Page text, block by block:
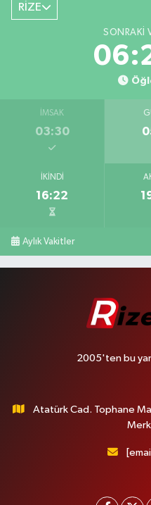
RİZE
SONRAKI
İMSAK
03:30
İKINDI
16:22
Aylık Vakitler
2005'ten bu
Atatürk Cad. Tophane